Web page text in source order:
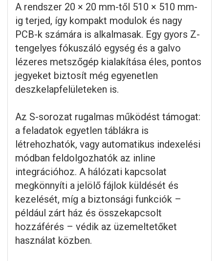
A rendszer 20 × 20 mm-től 510 × 510 mm-
ig terjed, így kompakt modulok és nagy
PCB-k számára is alkalmasak. Egy gyors Z-
tengelyes fókuszáló egység és a galvo
lézeres metszőgép kialakítása éles, pontos
jegyeket biztosít még egyenetlen
deszkelapfelületeken is.
Az S-sorozat rugalmas működést támogat:
a feladatok egyetlen táblákra is
létrehozhatók, vagy automatikus indexelési
módban feldolgozhatók az inline
integrációhoz. A hálózati kapcsolat
megkönnyíti a jelölő fájlok küldését és
kezelését, míg a biztonsági funkciók –
például zárt ház és összekapcsolt
hozzáférés – védik az üzemeltetőket
használat közben.